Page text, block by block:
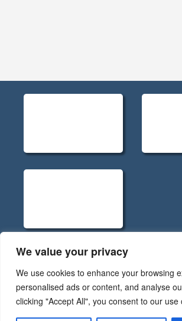
We value your privacy
We use cookies to enhance your browsing
personalised ads or content, and analyse
clicking "Accept All", you consent to our use
Políticas de
Código de Conduta